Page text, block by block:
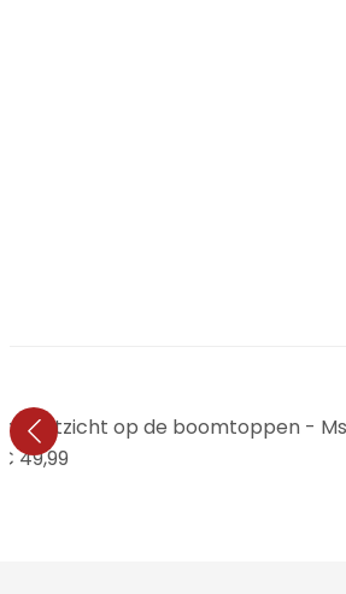
uitzicht op de boomtoppen -
49,99